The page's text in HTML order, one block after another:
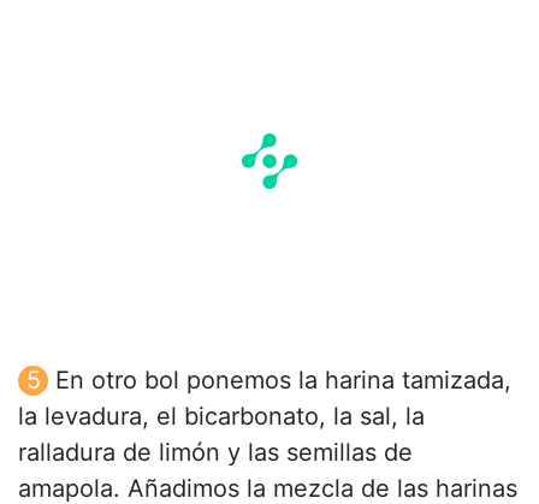
En otro bol ponemos la harina tamizada,
la levadura, el bicarbonato, la sal, la
ralladura de limón y las semillas de
amapola. Añadimos la mezcla de las harinas